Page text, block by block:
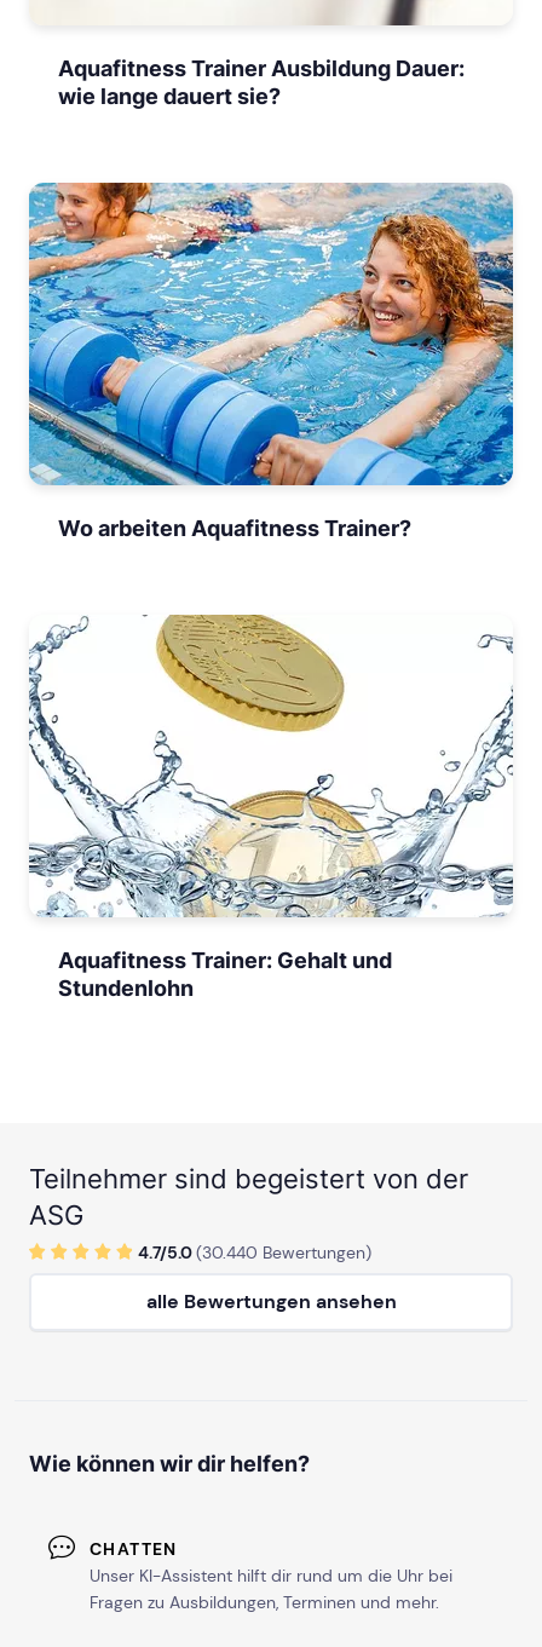
Aquafitness Trainer Ausbildung Dauer:
wie lange dauert sie?
Wo arbeiten Aquafitness Trainer?
Aquafitness Trainer: Gehalt und
Stundenlohn
Teilnehmer sind begeistert von der
ASG
4.7/5.0(30.440 Bewertungen)
alle Bewertungen ansehen
Wie können wir dir helfen?
CHATTEN
Unser KI-Assistent hilft dir rund um die Uhr bei
Fragen zu Ausbildungen, Terminen und mehr.